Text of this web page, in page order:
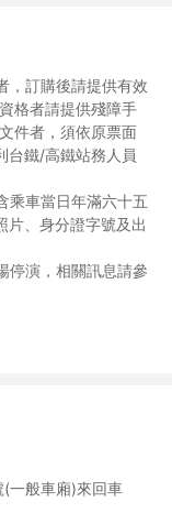
，訂購後請提供有效
格者請提供殘障手
件者，須依原票面
台鐵/高鐵站務人員
乘車當日年滿六十五
片、身分證字號及出
停演，相關訊息請參
一般車廂)來回車